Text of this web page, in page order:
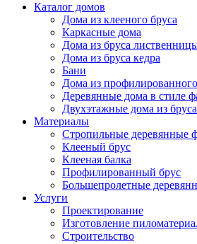
Каталог домов
Дома из клееного бруса
Каркасные дома
Дома из бруса
Дома из бруса кедра
Бани
Дома из
Деревянные дома в стиле
Двухэтажные дома из бруса
Материалы
Стропильные деревянные
Клееный брус
Клееная балка
Профилированный брус
Большепролетные
Услуги
Проектирование
Изготовление
Строительство